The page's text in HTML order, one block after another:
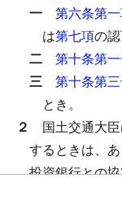
一 第六条第
は第七項の
二 第十条第
三 第十条第
とき。
２ 国土交通大臣
するときは、
投資銀行との
に、機構と沖